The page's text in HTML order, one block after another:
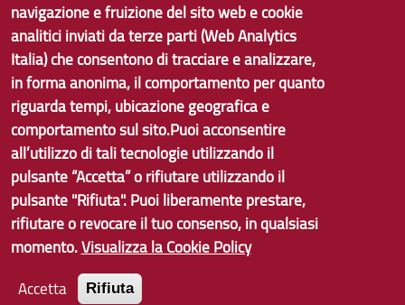
Contatti per il sito Web
navigazione e fruizione del sito web e cookie
analitici inviati da terze parti (Web Analytics
Italia) che consentono di tracciare e analizzare,
in forma anonima, il comportamento per quanto
riguarda tempi, ubicazione geografica e
comportamento sul sito.Puoi acconsentire
all’utilizzo di tali tecnologie utilizzando il
pulsante “Accetta” o rifiutare utilizzando il
pulsante "Rifiuta". Puoi liberamente prestare,
rifiutare o revocare il tuo consenso, in qualsiasi
momento.Visualizza la Cookie Policy
Accetta
Rifiuta